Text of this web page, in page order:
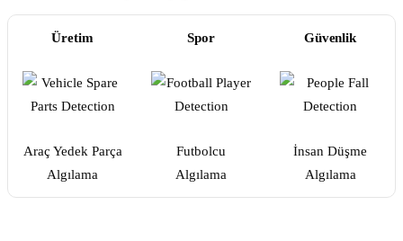
Üretim Spor Güvenlik
Araç Yedek Parça
Algılama
Futbolcu
Algılama
İnsan Düşme
Algılama